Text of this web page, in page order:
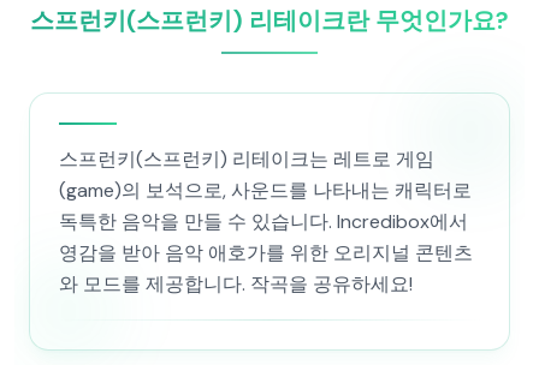
스프런키(스프런키) 리테이크란 무엇인가요?
스프런키(스프런키) 리테이크는 레트로 게임
(game)의 보석으로, 사운드를 나타내는 캐릭터로
독특한 음악을 만들 수 있습니다. Incredibox에서
영감을 받아 음악 애호가를 위한 오리지널 콘텐츠
와 모드를 제공합니다. 작곡을 공유하세요!